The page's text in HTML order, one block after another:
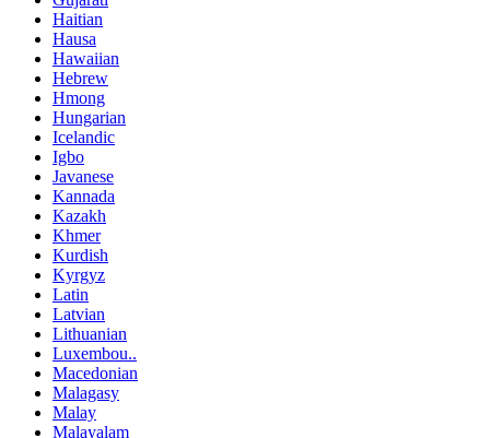
Haitian
Hausa
Hawaiian
Hebrew
Hmong
Hungarian
Icelandic
Igbo
Javanese
Kannada
Kazakh
Khmer
Kurdish
Kyrgyz
Latin
Latvian
Lithuanian
Luxembou..
Macedonian
Malagasy
Malay
Malayalam